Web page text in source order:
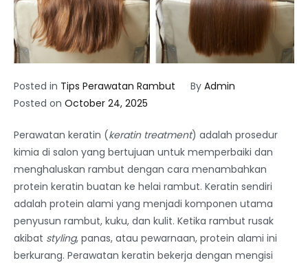
Posted in Tips Perawatan Rambut By Admin
Posted on October 24, 2025
Perawatan keratin (keratin treatment) adalah prosedur
kimia di salon yang bertujuan untuk memperbaiki dan
menghaluskan rambut dengan cara menambahkan
protein keratin buatan ke helai rambut. Keratin sendiri
adalah protein alami yang menjadi komponen utama
penyusun rambut, kuku, dan kulit. Ketika rambut rusak
akibat styling, panas, atau pewarnaan, protein alami ini
berkurang. Perawatan keratin bekerja dengan mengisi